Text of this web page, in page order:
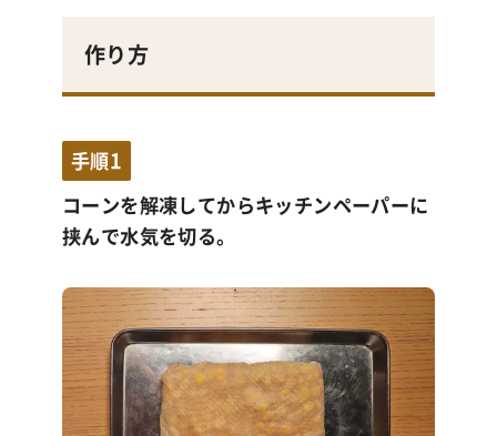
作り方
手順1
コーンを解凍してからキッチンペーパーに
挟んで水気を切る。